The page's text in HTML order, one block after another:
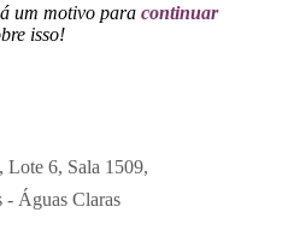
um motivo para continuar
isso!
Lote 6, Sala 1509,
Águas Claras